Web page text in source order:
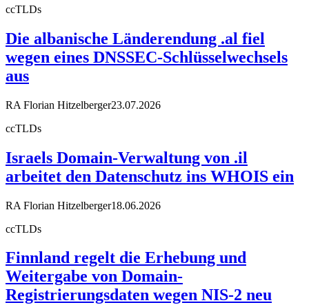
ccTLDs
Die albanische Länderendung .al fiel
wegen eines DNSSEC-Schlüsselwechsels
aus
RA Florian Hitzelberger23.07.2026
ccTLDs
Israels Domain-Verwaltung von .il
arbeitet den Datenschutz ins WHOIS ein
RA Florian Hitzelberger18.06.2026
ccTLDs
Finnland regelt die Erhebung und
Weitergabe von Domain-
Registrierungsdaten wegen NIS-2 neu